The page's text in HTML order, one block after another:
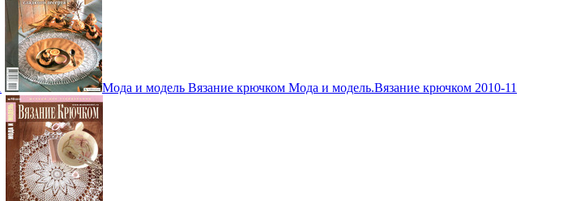
Мода и модель Вязание крючком Мода и модель.Вязание крючком 2010-11